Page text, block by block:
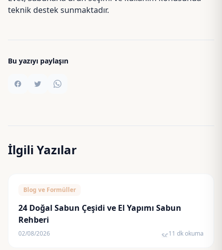
teknik destek sunmaktadır.
Bu yazıyı paylaşın
İlgili Yazılar
Blog ve Formüller
24 Doğal Sabun Çeşidi ve El Yapımı Sabun
Rehberi
02/08/2026 schedule
11 dk okuma